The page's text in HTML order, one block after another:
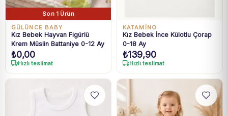
Son 1 Ürün
GÜLÜNCE BABY
Kız Bebek Hayvan Figürlü
Krem Müslin Battaniye 0-12 Ay
₺0,00
Hızlı teslimat
KATAMİNO
Kız Bebek İnce Külotlu Çorap
0-18 Ay
₺139,90
Hızlı teslimat